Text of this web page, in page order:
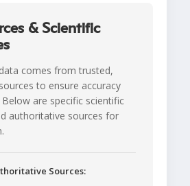
& Scientific
comes from trusted,
to ensure accuracy
Below are specific scientific
authoritative sources for
Sources: